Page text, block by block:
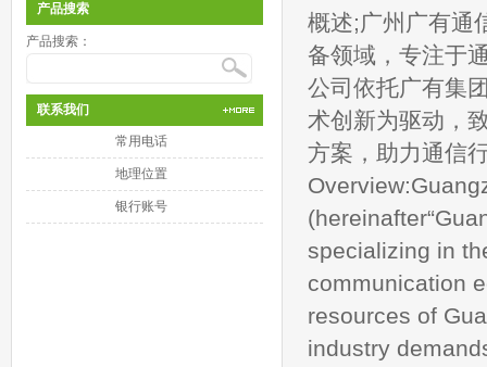
产品搜索
产品搜索：
联系我们
常用电话
地理位置
银行账号
概述;广州广有通
备领域，专注于
公司依托广有集
术创新为驱动，
方案，助力通信
specializing in
communication
resources of
industry